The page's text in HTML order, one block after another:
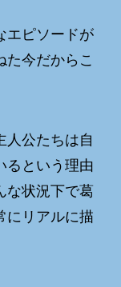
エピソードが
た今だからこ
人公たちは自
るという理由
な状況下で葛
にリアルに描